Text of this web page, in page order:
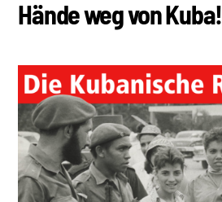
Hände weg von Kuba!